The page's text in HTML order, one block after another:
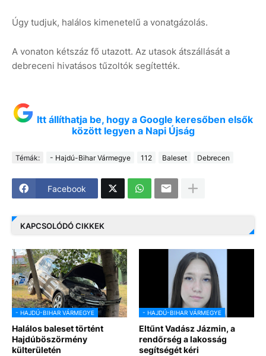
Úgy tudjuk, halálos kimenetelű a vonatgázolás.
A vonaton kétszáz fő utazott. Az utasok átszállását a
debreceni hivatásos tűzoltók segítették.
Itt állíthatja be, hogy a Google keresőben elsők
között legyen a Napi Újság
Témák: - Hajdú-Bihar Vármegye 112 Baleset Debrecen
Facebook
KAPCSOLÓDÓ CIKKEK
- HAJDÚ-BIHAR VÁRMEGYE
Halálos baleset történt
Hajdúböszörmény
külterületén
- HAJDÚ-BIHAR VÁRMEGYE
Eltűnt Vadász Jázmin, a
rendőrség a lakosság
segítségét kéri